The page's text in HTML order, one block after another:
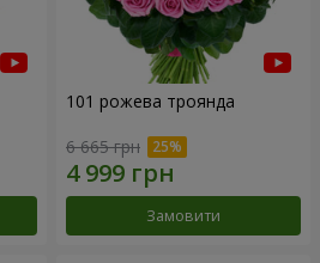
101 рожева троянда
6 665 грн
Замовити